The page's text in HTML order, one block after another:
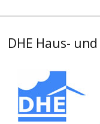
DHE Haus-